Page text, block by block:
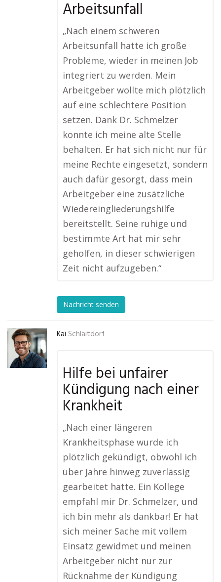
Arbeitsunfall
„Nach einem schweren
Arbeitsunfall hatte ich große
Probleme, wieder in meinen Job
integriert zu werden. Mein
Arbeitgeber wollte mich plötzlich
auf eine schlechtere Position
setzen. Dank Dr. Schmelzer
konnte ich meine alte Stelle
behalten. Er hat sich nicht nur für
meine Rechte eingesetzt, sondern
auch dafür gesorgt, dass mein
Arbeitgeber eine zusätzliche
Wiedereingliederungshilfe
bereitstellt. Seine ruhige und
bestimmte Art hat mir sehr
geholfen, in dieser schwierigen
Zeit nicht aufzugeben.“
Nachricht senden
Kai Schlaitdorf
Hilfe bei unfairer
Kündigung nach einer
Krankheit
„Nach einer längeren
Krankheitsphase wurde ich
plötzlich gekündigt, obwohl ich
über Jahre hinweg zuverlässig
gearbeitet hatte. Ein Kollege
empfahl mir Dr. Schmelzer, und
ich bin mehr als dankbar! Er hat
sich meiner Sache mit vollem
Einsatz gewidmet und meinen
Arbeitgeber nicht nur zur
Rücknahme der Kündigung